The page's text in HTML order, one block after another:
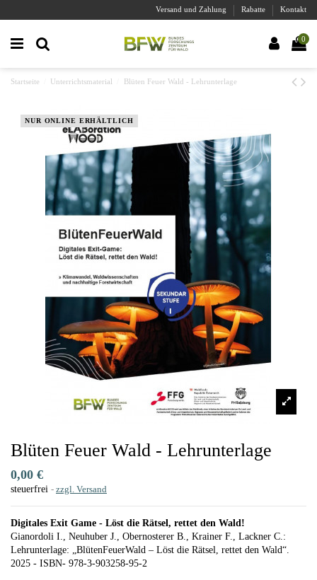
Versand und Zahlung Rabatte Kontakt
0
Startseite Unterrichtsmaterial Blüten Feuer Wald - Lehrunterlage
NUR ONLINE ERHÄLTLICH
Blüten Feuer Wald - Lehrunterlage
0,00 €
steuerfrei zzgl. Versand
Digitales Exit Game - Löst die Rätsel, rettet den Wald!
Gianordoli I., Neuhuber J., Obernosterer B., Krainer F., Lackner C.:
Lehrunterlage: „BlütenFeuerWald – Löst die Rätsel, rettet den Wald“.
2025 - ISBN- 978-3-903258-95-2